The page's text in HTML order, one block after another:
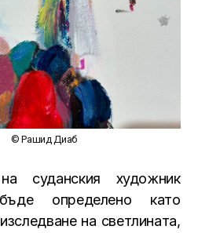
© Рашид Диаб
суданския художник
определено като
на светлината,